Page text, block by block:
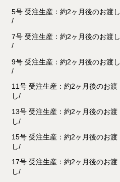
5号 受注生産：約2ヶ月後のお渡し
7号 受注生産：約2ヶ月後のお渡し
9号 受注生産：約2ヶ月後のお渡し
11号 受注生産：約2ヶ月後のお渡
し
13号 受注生産：約2ヶ月後のお渡
し
15号 受注生産：約2ヶ月後のお渡
し
17号 受注生産：約2ヶ月後のお渡
し